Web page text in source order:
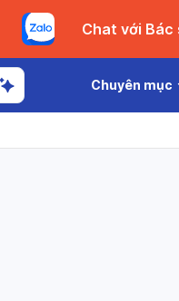
Chuyên mục